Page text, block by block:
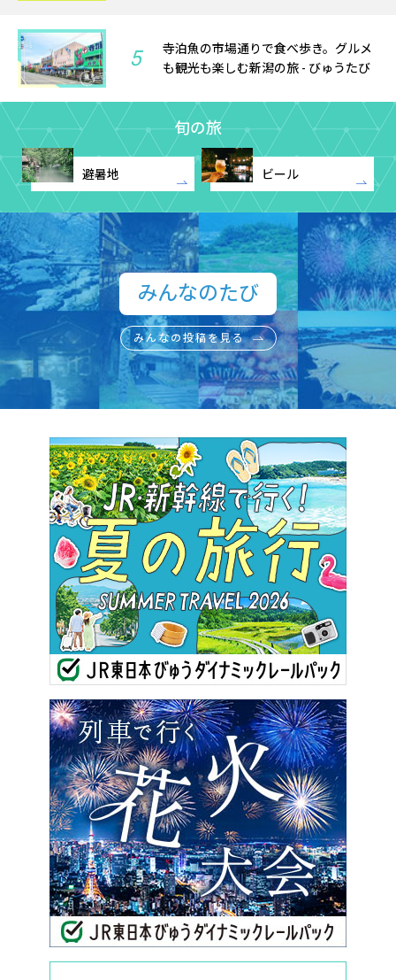
5
寺泊魚の市場通りで食べ歩き。グルメ
も観光も楽しむ新潟の旅 - びゅうたび
旬の旅
避暑地 ビール
みんなのたび​
みんなの投稿を見る